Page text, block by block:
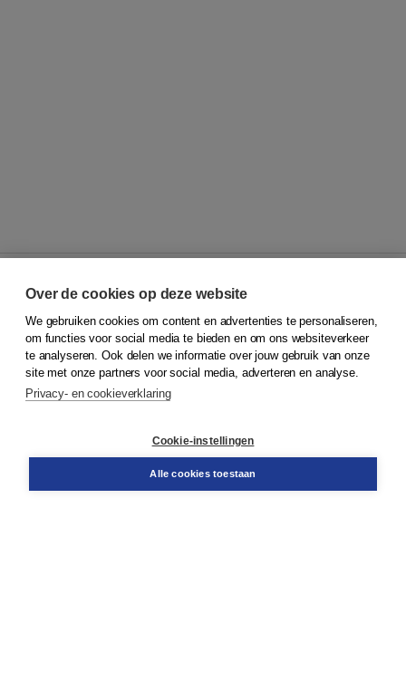
© 2026Koninklijke Boom uitgevers
Klantenservice
Service & informatie
Contact
Over de cookies op deze website
We gebruiken cookies om content en advertenties te personaliseren,
om functies voor social media te bieden en om ons websiteverkeer
te analyseren. Ook delen we informatie over jouw gebruik van onze
site met onze partners voor social media, adverteren en analyse.
Privacy- en cookieverklaring
Cookie-instellingen
Alle cookies toestaan